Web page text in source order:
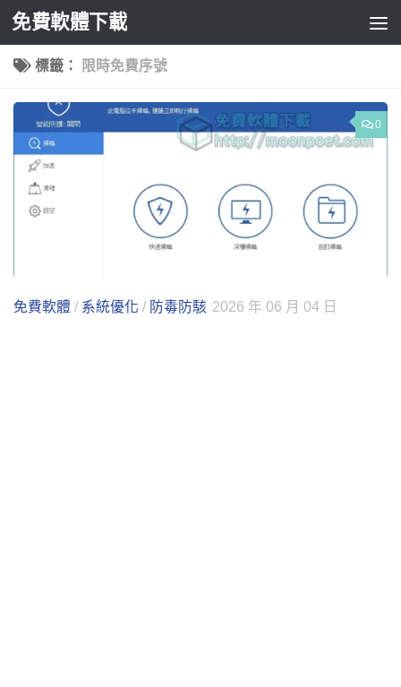
Skip to content
免費軟體下載
標籤： 限時免費序號
0
免費軟體 / 系統優化 / 防毒防駭 2026 年 06 月 04 日